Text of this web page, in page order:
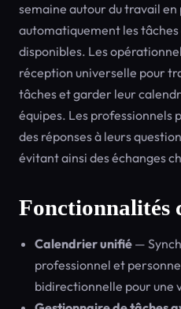
semaine autour du travail
automatiquement les tâches
disponibles. Les
réception universelle pour
tâches et garder leur
équipes. Les
des réponses à leurs
évitant ainsi des échanges
Fonctionnalités
Calendrier unifié —
professionnel et
bidirectionnelle pour une